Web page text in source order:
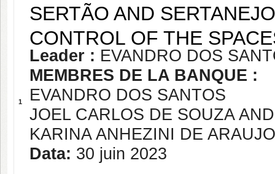
1
SERTÃO AND
CONTROL OF THE
Leader : EVANDRO DOS
MEMBRES DE LA BANQUE :
EVANDRO DOS SANTOS
JOEL CARLOS DE SOUZA
KARINA ANHEZINI DE ARAUJO
Data: 30 juin 2023